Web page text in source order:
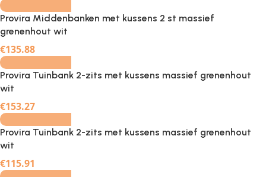
Provira Middenbanken met kussens 2 st massief
grenenhout wit
€135.88
- +
Provira Tuinbank 2-zits met kussens massief grenenhout
wit
€153.27
-
Provira Tuinbank 2-zits met kussens massief grenenhout
wit
€115.91
-